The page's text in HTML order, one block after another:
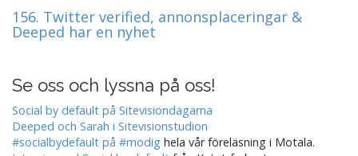
156. Twitter verified, annonsplaceringar &
Deeped har en nyhet
Se oss och lyssna på oss!
Social by default på Sitevisiondagarna
Deeped och Sarah i Sitevisionstudion
#socialbydefault på #modig hela vår föreläsning i Motala.